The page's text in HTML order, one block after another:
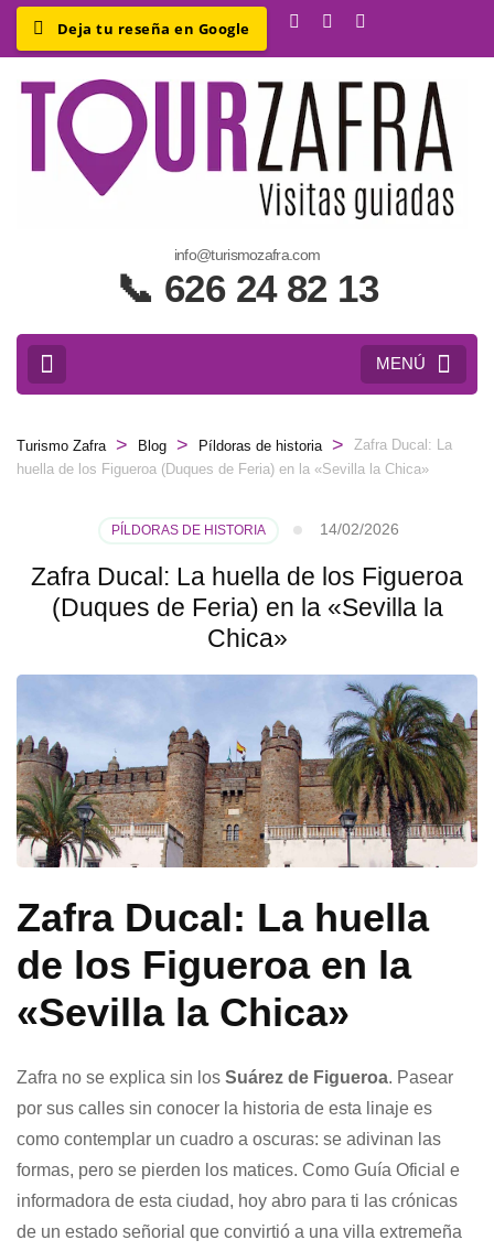
info@turismozafra.com
📞 626 24 82 13
MENÚ
Turismo Zafra > Blog > Píldoras de historia >
Zafra Ducal: La
huella de los Figueroa (Duques de Feria) en la «Sevilla la Chica»
PÍLDORAS DE HISTORIA 14/02/2026
Zafra Ducal: La huella de los Figueroa
(Duques de Feria) en la «Sevilla la
Chica»
Zafra Ducal: La huella
de los Figueroa en la
«Sevilla la Chica»
Zafra no se explica sin los Suárez de Figueroa. Pasear
por sus calles sin conocer la historia de esta linaje es
como contemplar un cuadro a oscuras: se adivinan las
formas, pero se pierden los matices. Como Guía Oficial e
informadora de esta ciudad, hoy abro para ti las crónicas
de un estado señorial que convirtió a una villa extremeña